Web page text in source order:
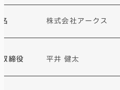
株式会社アークス
締役 平井 健太